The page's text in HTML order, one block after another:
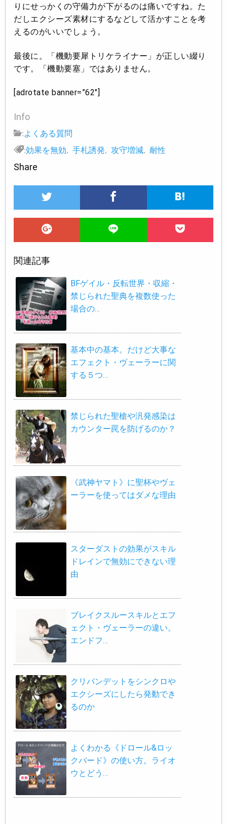
りにせっかくの守備力が下がるのは痛いですね。た
だしエクシーズ素材にするなどして活かすことを考
えるのがいいでしょう。
最後に。「機動要犀トリケライナー」が正しい綴り
です。「機動要塞」ではありません。
[adrotate banner=”62″]
Info
: よくある質問
:効果を無効 手札誘発 攻守増減 耐性
Share
関連記事
BFゲイル・反転世界・収縮・
禁じられた聖典を複数使った
場合の…
基本中の基本。だけど大事な
エフェクト・ヴェーラーに関
する５つ…
禁じられた聖槍や汎発感染は
カウンター罠を防げるのか？
《武神ヤマト》に聖杯やヴェ
ーラーを使ってはダメな理由
スターダストの効果がスキル
ドレインで無効にできない理
由
ブレイクスルースキルとエフ
ェクト・ヴェーラーの違い。
エンドフ…
クリバンデットをシンクロや
エクシーズにしたら発動でき
るのか
よくわかる《ドロール&ロッ
クバード》の使い方。ライオ
ウとどう…